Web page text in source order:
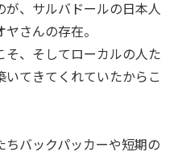
、サルバドールの日本人
さんの存在。
そ、そしてローカルの人た
てきてくれていたからこ
バックパッカーや短期の